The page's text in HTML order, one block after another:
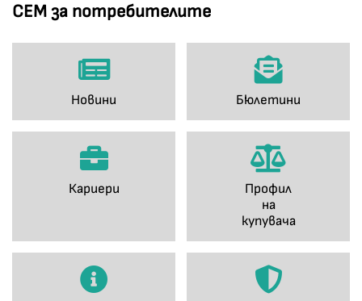
СЕМ за потребителите
Новини Бюлетини
Кариери
Профил
на
купувача